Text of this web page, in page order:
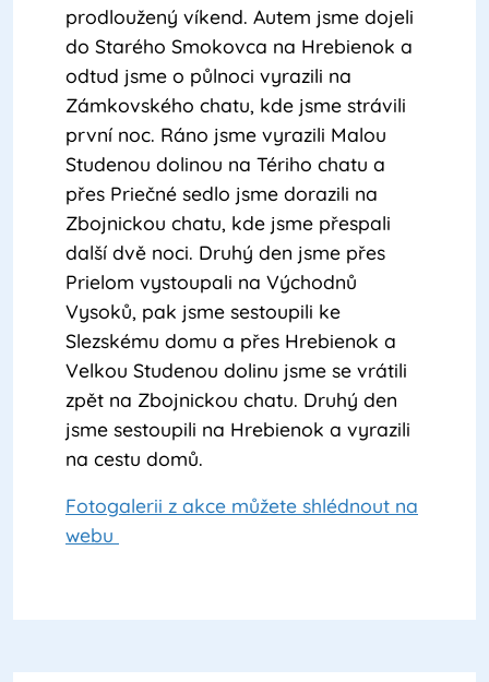
prodloužený víkend. Autem jsme dojeli
do Starého Smokovca na Hrebienok a
odtud jsme o půlnoci vyrazili na
Zámkovského chatu, kde jsme strávili
první noc. Ráno jsme vyrazili Malou
Studenou dolinou na Tériho chatu a
přes Priečné sedlo jsme dorazili na
Zbojnickou chatu, kde jsme přespali
další dvě noci. Druhý den jsme přes
Prielom vystoupali na Východnů
Vysoků, pak jsme sestoupili ke
Slezskému domu a přes Hrebienok a
Velkou Studenou dolinu jsme se vrátili
zpět na Zbojnickou chatu. Druhý den
jsme sestoupili na Hrebienok a vyrazili
na cestu domů.
Fotogalerii z akce můžete shlédnout na
webu